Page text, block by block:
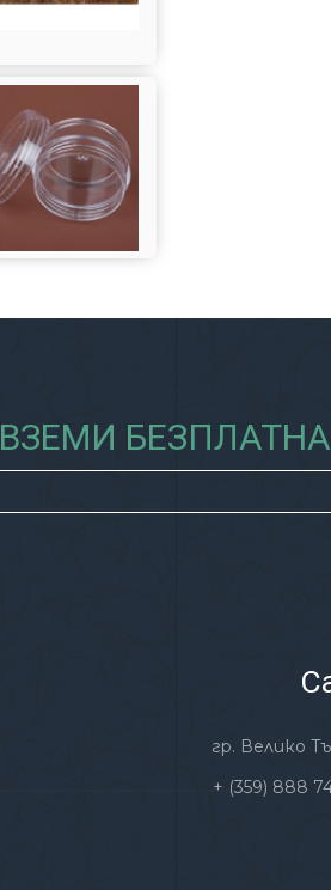
ВЗЕМИ
гр. Велико
+ (359) 888